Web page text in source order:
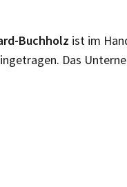
Buchholz ist im
Das